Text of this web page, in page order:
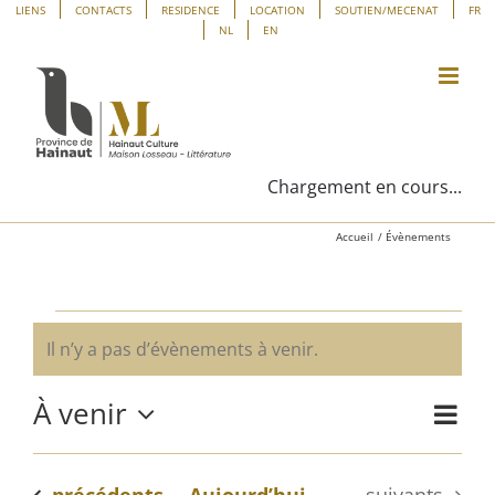
Panneau de gestion des cookies
Passer
contenu
LIENS CONTACTS RESIDENCE LOCATION SOUTIEN/MECENAT
FR
NL
EN
Chargement en cours...
Accueil Évènements
Évènements
Notice
Il n’y a pas d’évènements à venir.
Liste
À venir
Sélectionnez